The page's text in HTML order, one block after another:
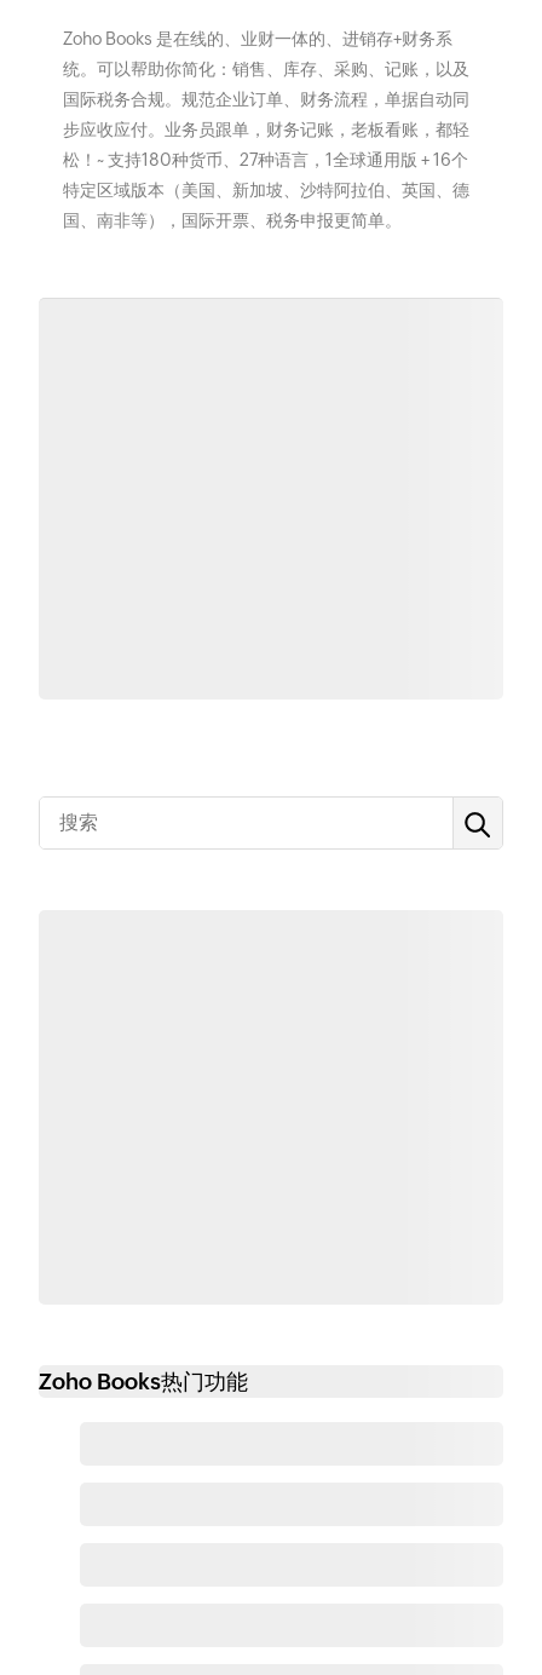
Zoho Books 是在线的、业财一体的、进销存+财务系
统。可以帮助你简化：销售、库存、采购、记账，以及
国际税务合规。规范企业订单、财务流程，单据自动同
步应收应付。业务员跟单，财务记账，老板看账，都轻
松！~ 支持180种货币、27种语言，1全球通用版 + 16个
特定区域版本（美国、新加坡、沙特阿拉伯、英国、德
国、南非等），国际开票、税务申报更简单。
Zoho Books热门功能